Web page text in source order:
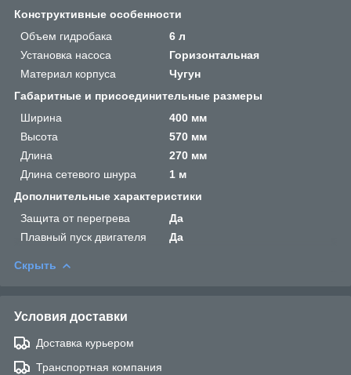
Конструктивные особенности
Объем гидробака
6 л
Установка насоса
Горизонтальная
Материал корпуса
Чугун
Габаритные и присоединительные размеры
Ширина
400 мм
Высота
570 мм
Длина
270 мм
Длина сетевого шнура
1 м
Дополнительные характеристики
Защита от перегрева
Да
Плавный пуск двигателя
Да
Скрыть
Условия доставки
Доставка курьером
Транспортная компания